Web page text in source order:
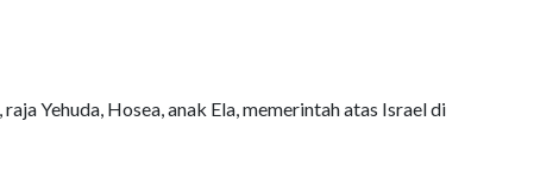
Yehuda, Hosea, anak Ela, memerintah atas Israel di